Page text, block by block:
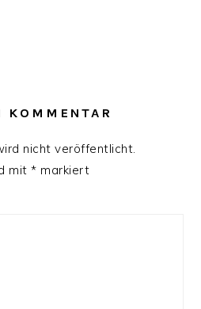
nicht veröffentlicht.
mit* markiert